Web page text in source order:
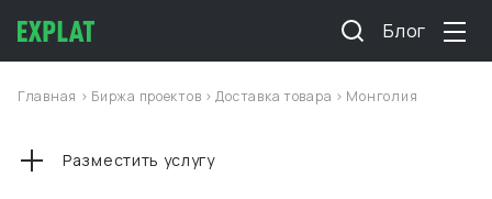
Блог
Главная > Биржа проектов >Доставка товара > Монголия
Разместить услугу